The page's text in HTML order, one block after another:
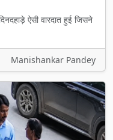
ऐसी वारदात हुई जिसने
Manishankar Pandey